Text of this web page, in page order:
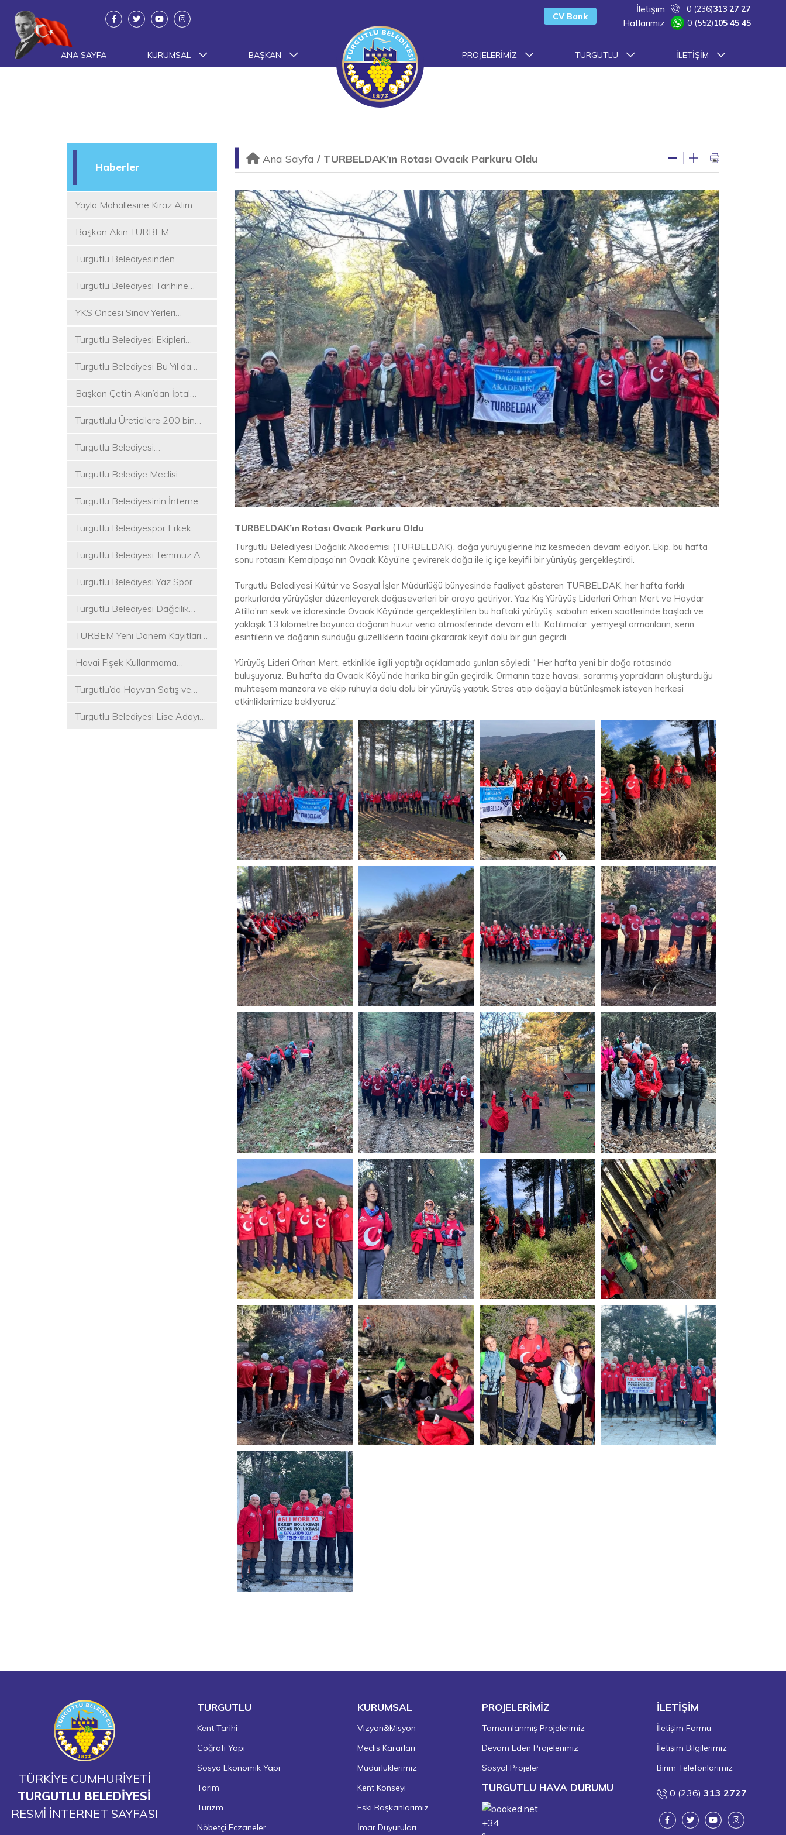
ANA SAYFA KURUMSAL BAŞKAN PROJELERIMIZ TURGUTLU İLETIŞIM
CV Bank
İletişim 0 (236)313 27 27
Hatlarımız 0 (552)105 45 45
Haberler
Yayla Mahallesine Kiraz Alım
Başkan Akın TURBEM
Turgutlu Belediyesinden
Mesai
Turgutlu Belediyesi Tarihine
YKS Öncesi Sınav Yerleri
Turgutlu Belediyesi Ekipleri
Hizmete Devam Ediyor
Turgutlu Belediyesi Bu Yıl da
Kuracak
Başkan Çetin Akın’dan İptal
Turgutlulu Üreticilere 200 bin
Turgutlu Belediyesi
Turgutlu Belediye Meclisi
Turgutlu Belediyesinin İnternet
Turgutlu Belediyespor Erkek
Turgutlu Belediyesi Temmuz Ayı
Turgutlu Belediyesi Yaz Spor
Turgutlu Belediyesi Dağcılık
Düzenledi
TURBEM Yeni Dönem Kayıtları
Havai Fişek Kullanmama
Akın Oldu
Turgutlu’da Hayvan Satış ve
Turgutlu Belediyesi Lise Adayı
Ana Sayfa / TURBELDAK’ın Rotası Ovacık Parkuru Oldu
TURBELDAK’ın Rotası Ovacık Parkuru Oldu
Turgutlu Belediyesi Dağcılık Akademisi (TURBELDAK), doğa yürüyüşlerine hız kesmeden devam ediyor. Ekip, bu hafta
sonu rotasını Kemalpaşa’nın Ovacık Köyü’ne çevirerek doğa ile iç içe keyifli bir yürüyüş gerçekleştirdi.
Turgutlu Belediyesi Kültür ve Sosyal İşler Müdürlüğü bünyesinde faaliyet gösteren TURBELDAK, her hafta farklı
parkurlarda yürüyüşler düzenleyerek doğaseverleri bir araya getiriyor. Yaz Kış Yürüyüş Liderleri Orhan Mert ve Haydar
Atilla’nın sevk ve idaresinde Ovacık Köyü’nde gerçekleştirilen bu haftaki yürüyüş, sabahın erken saatlerinde başladı ve
yaklaşık 13 kilometre boyunca doğanın huzur verici atmosferinde devam etti. Katılımcılar, yemyeşil ormanların, serin
esintilerin ve doğanın sunduğu güzelliklerin tadını çıkararak keyif dolu bir gün geçirdi.
Yürüyüş Lideri Orhan Mert, etkinlikle ilgili yaptığı açıklamada şunları söyledi: “Her hafta yeni bir doğa rotasında
buluşuyoruz. Bu hafta da Ovacık Köyü’nde harika bir gün geçirdik. Ormanın taze havası, sararmış yaprakların oluşturduğu
muhteşem manzara ve ekip ruhuyla dolu dolu bir yürüyüş yaptık. Stres atıp doğayla bütünleşmek isteyen herkesi
etkinliklerimize bekliyoruz.”
TÜRKİYE CUMHURİYETİ
TURGUTLU BELEDİYESİ
RESMİ İNTERNET SAYFASI
TURGUTLU
Kent Tarihi
Coğrafi Yapı
Sosyo Ekonomik Yapı
Tarım
Turizm
Nöbetçi Eczaneler
KURUMSAL
Vizyon&Misyon
Meclis Kararları
Müdürlüklerimiz
Kent Konseyi
Eski Başkanlarımız
İmar Duyuruları
PROJELERİMİZ
Tamamlanmış Projelerimiz
Devam Eden Projelerimiz
Sosyal Projeler
TURGUTLU HAVA DURUMU
+34
İLETİŞİM
İletişim Formu
İletişim Bilgilerimiz
Birim Telefonlarımız
0 (236)313 2727